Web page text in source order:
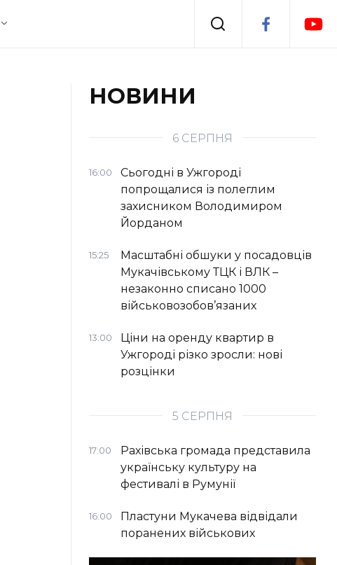
Події
НОВИНИ
6 СЕРПНЯ
16:00
Сьогодні в Ужгороді
попрощалися із полеглим
захисником Володимиром
Йорданом
15:25
Масштабні обшуки у посадовців
Мукачівському ТЦК і ВЛК –
незаконно списано 1000
військовозобов’язаних
13:00
Ціни на оренду квартир в
Ужгороді різко зросли: нові
розцінки
5 СЕРПНЯ
17:00
Рахівська громада представила
українську культуру на
фестивалі в Румунії
16:00
Пластуни Мукачева відвідали
поранених військових